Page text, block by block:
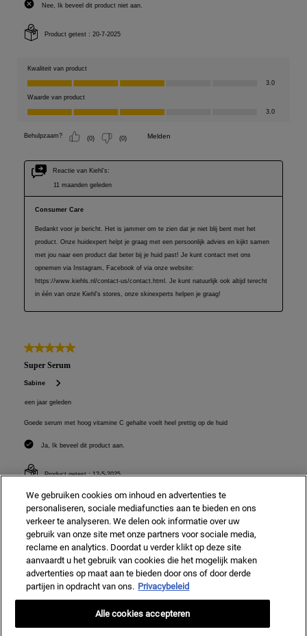
We gebruiken cookies om inhoud en advertenties te
personaliseren, sociale mediafuncties aan te bieden en ons
verkeer te analyseren. We delen ook informatie over uw
gebruik van onze site met onze partners voor sociale media,
reclame en analytics. Doordat u verder klikt op deze site
aanvaardt u het gebruik van cookies die het mogelijk maken
advertenties op maat aan te bieden door ons of door derde
partijen in opdracht van ons. Privacybeleid
Alle cookies accepteren